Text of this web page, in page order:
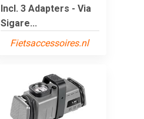
Incl. 3 Adapters - Via
Sigare...
Fietsaccessoires.nl